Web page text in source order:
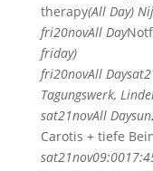
therapy(All Day)
fri20novAll Day
friday)
fri20novAll Daysat
Tagungswerk,
sat21novAll Daysun
Carotis + tiefe
sat21nov09:00